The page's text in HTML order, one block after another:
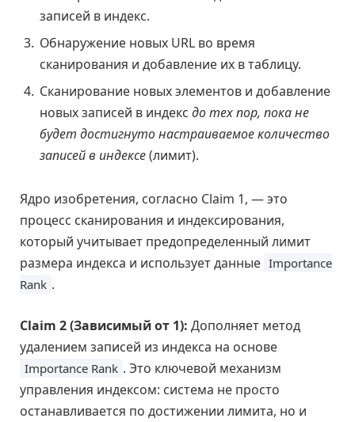
записей в индекс.
Обнаружение новых URL во время
сканирования и добавление их в таблицу.
Сканирование новых элементов и добавление
новых записей в индекс до тех пор, пока не
будет достигнуто настраиваемое количество
записей в индексе(лимит).
Ядро изобретения, согласно Claim 1, — это
процесс сканирования и индексирования,
который учитывает предопределенный лимит
размера индекса и использует данные Importance
Rank .
Claim 2 (Зависимый от 1): Дополняет метод
удалением записей из индекса на основе
Importance Rank . Это ключевой механизм
управления индексом: система не просто
останавливается по достижении лимита, но и